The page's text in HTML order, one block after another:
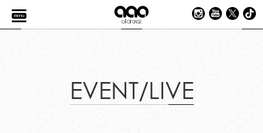
menu
EVENT/LIVE